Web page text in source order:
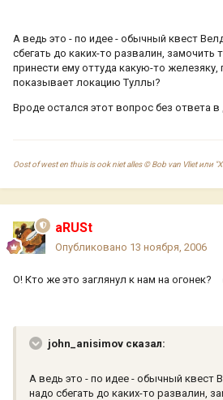
А ведь это - по идее - обычный квест
сбегать до каких-то развалин, замочить
принести ему оттуда какую-то железяку,
показывает локацию Туллы?
Вроде остался этот вопрос без ответа в
Oost of west en thuis is ook niet alles © Bob van Vliet или
aRUSt
Опубликовано 13 ноября, 2006
О! Кто же это заглянул к нам на огонек?
john_anisimov сказал:
А ведь это - по идее - обычный квест
надо сбегать до каких-то развалин,